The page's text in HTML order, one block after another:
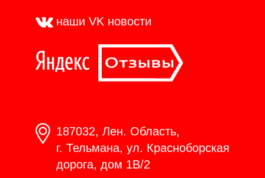
наши VK новости
187032, Лен. Область,
г. Тельмана, ул. Красноборская
дорога, дом 1В/2